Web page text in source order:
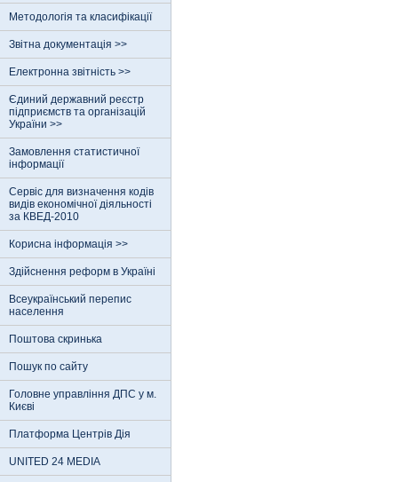
Методологія та класифікації
Звітна документація >>
Електронна звітність >>
Єдиний державний реєстр
пiдприємств та органiзацiй
України >>
Замовлення статистичної
інформації
Сервіс для визначення кодів
видів економічної діяльності
за КВЕД-2010
Корисна інформація >>
Здійснення реформ в Україні
Всеукраїнський перепис
населення
Поштова скринька
Пошук по сайту
Головне управління ДПС у м.
Києві
Платформа Центрів Дія
UNITED 24 MEDIA